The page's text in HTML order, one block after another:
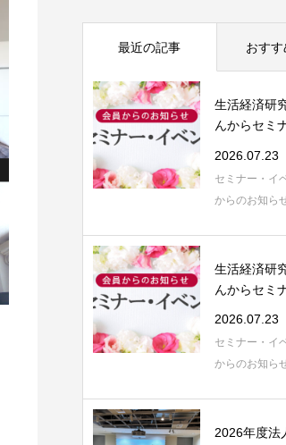
最近の記事 おす
生活経済研
んからセミ
2026.07.23
セミナー・イ
からのお知ら
生活経済研
んからセミ
2026.07.23
セミナー・イ
からのお知ら
2026年度法